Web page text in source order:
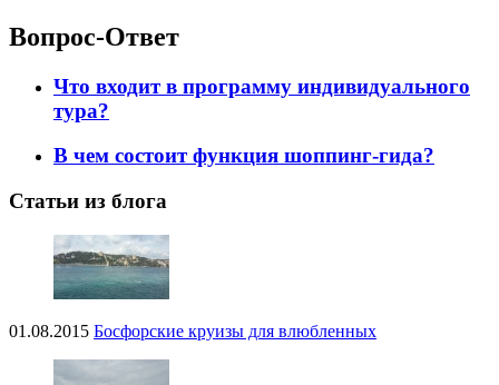
Вопрос-Ответ
Что входит в программу индивидуального
тура?
В чем состоит функция шоппинг-гида?
Статьи из блога
01.08.2015 Босфорские круизы для влюбленных